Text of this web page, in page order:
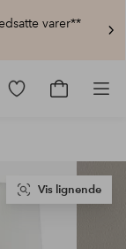
varer**
Gå
Gå
Vis lignende